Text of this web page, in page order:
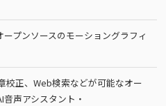
プンソースのモーショングラフィ
校正、Web検索などが可能なオー
声アシスタント・